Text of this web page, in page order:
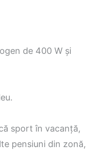
de 400 W şi
sport în vacanţă,
pensiuni din zonă,